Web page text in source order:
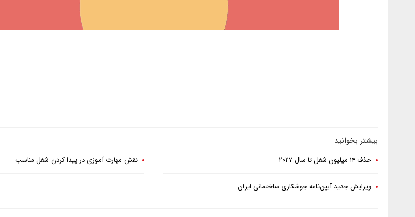
بیشتر بخوانید
حذف ۱۴ میلیون شغل تا سال ۲۰۲۷ نقش مهارت آموزی در پیدا کردن شغل مناسب
ویرایش جدید آیین‌نامه جوشکاری ساختمانی ایران…